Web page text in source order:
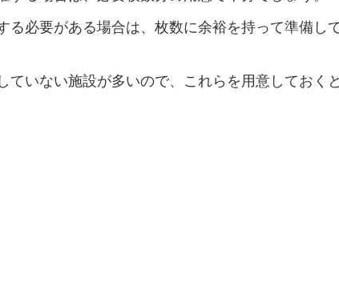
必要がある場合は、枚数に余裕を持って準備し
いない施設が多いので、これらを用意しておく